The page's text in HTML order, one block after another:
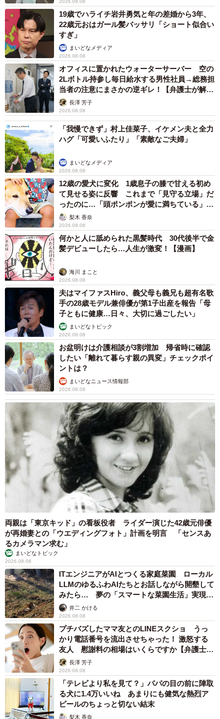
2026.08.08
19歳でハライチ岩井勇気と年の差婚から3年、
22歳元おはガール髪バッサリ「ショート似合い
すぎ」
まいどなメディア
2026.08.08
オフィスに置かれたウォーターサーバー 空の
2Lボトル持参し毎日給水する男性社員→総務担
当者の注意にまさかの逆ギレ！【弁護士が解
説】長澤 芳子
2026.08.08
「我慢できず」村上佳菜子、イケメン夫と全力
ハグ「可愛いふたり」「素敵なご夫婦」
まいどなメディア
2026.08.08
12歳の愛犬に変化 1歳息子の膝で甘える初め
て見せる姿に反響 これまで「見守る立場」だ
ったのに…「頭ポンポンが愛に満ちている」
「尊…」
梨木 香奈
2026.08.08
何かと人に舐められた黒髪時代 30代後半で金
髪デビューしたら…人生が激変！【漫画】
海川 まこと
2026.08.08
夫はマイファスHiro、義父母も義兄も超有名歌
手の28歳モデル兼俳優が第1子出産を報告「母
子ともに健康…日々、大切に過ごしたい」
まいどなトピック
2026.08.08
お盆明けは介護相談が3割増加 帰省時に確認
したい「離れて暮らす親の異変」チェックポイ
ントは？
まいどなニュース情報部
2026.08.08
両親は「東京キッド」の看板役者 ライダー演じた42歳元俳優
が再婚妻との「ウエディングフォト」計画を明言 「センスあ
るカメラマン求む」
まいどなトピック
2026.08.08
ITエンジニアがAIとつくる家庭菜園 ローカル
LLMのゆるふわAIたちとお話しながら開墾して
みたら… 夢の「スマートな菜園生活」実現な
るか井二 かける
2026.08.08
プチバズしたママ友とのLINEスクショ うっ
かり電話番号を流出させちゃった！ 激怒する
友人 慰謝料の相場はいくらですか【弁護士が
解説】長澤 芳子
2026.08.08
「テレビより私を見て？」パパの目の前に陣取
る犬に1.4万いいね あまりにも健気な熱烈ア
ピールのちょっと切ない結末
梨木 香奈